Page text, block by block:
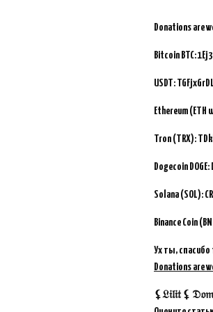
Donations are
Bitcoin BTC:
USDT:
Ethereum (ETH
Tron (TRX):
Dogecoin
Solana (SOL):
Binance Coin
Ух ты, спасибо
Donations are
⚸𝔏𝔦𝔩𝔦𝔱 ⚸